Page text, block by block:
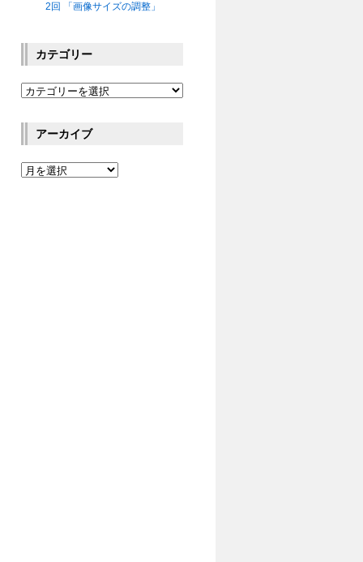
2回 「画像サイズの調整」
カテゴリー
アーカイブ